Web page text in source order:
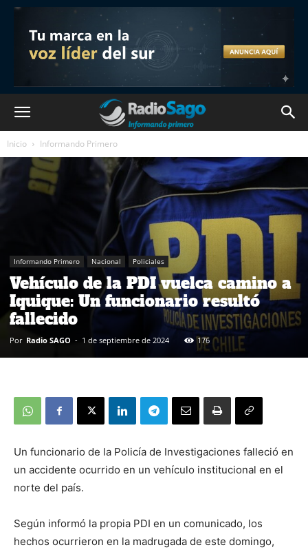
Inicio Informando Primero
Informando Primero Nacional Policiales
Vehículo de la PDI vuelca camino a
Iquique: Un funcionario resultó
fallecido
Por Radio SAGO - 1 de septiembre de 2024 176
Un funcionario de la Policía de Investigaciones falleció en
un accidente ocurrido en un vehículo institucional en el
norte del país.
Según informó la propia PDI en un comunicado, los
hechos ocurrieron en la madrugada de este domingo,